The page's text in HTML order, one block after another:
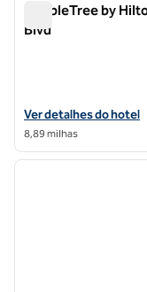
DoubleTree by
Blvd
Exibir detalhes do
Ver detalhes do hotel
8,89 milhas
1 de 12